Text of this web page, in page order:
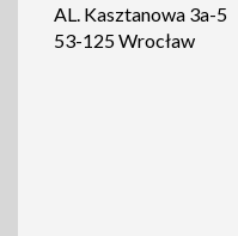
AL. Kasztanowa 3a-5
53-125 Wrocław